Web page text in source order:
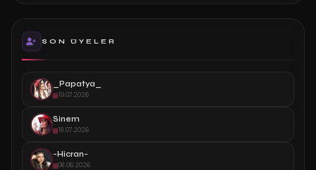
SON ÜYELER
_Papatya_
19.07.2026
Sinem
18.07.2026
-Hicran-
08.06.2026